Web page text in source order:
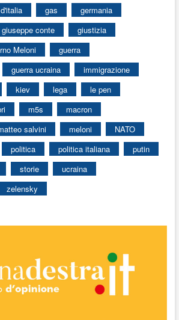
gas
germania
giuseppe conte
giustizia
Meloni
guerra
guerra ucraina
immigrazione
kiev lega
le pen
m5s
macron
salvini meloni
NATO
politica politica italiana
putin
storie
ucraina
zelensky